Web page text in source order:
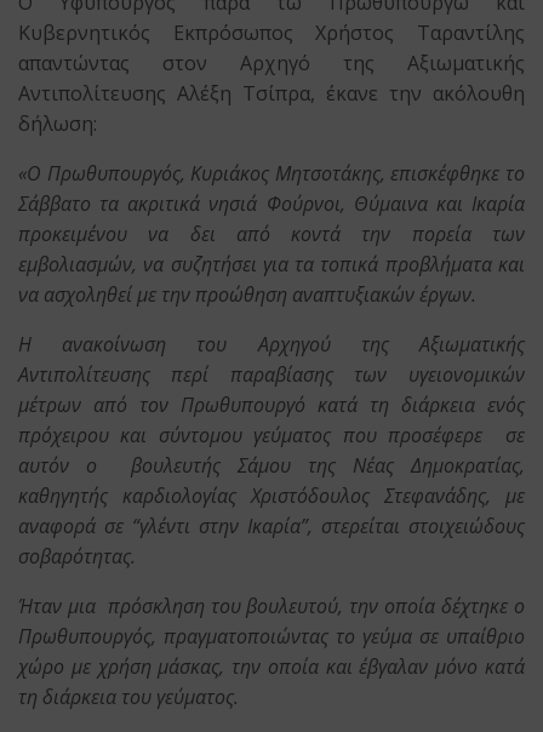
Κυβερνητικός Εκπρόσωπος Χρήστος Ταραντίλης
απαντώντας στον Αρχηγό της Αξιωματικής
Αντιπολίτευσης Αλέξη Τσίπρα, έκανε την ακόλουθη
δήλωση:
«Ο Πρωθυπουργός, Κυριάκος Μητσοτάκης, επισκέφθηκε το
Σάββατο τα ακριτικά νησιά Φούρνοι, Θύμαινα και Ικαρία
προκειμένου να δει από κοντά την πορεία των
εμβολιασμών, να συζητήσει για τα τοπικά προβλήματα και
να ασχοληθεί με την προώθηση αναπτυξιακών έργων.
Η ανακοίνωση του Αρχηγού της Αξιωματικής
Αντιπολίτευσης περί παραβίασης των υγειονομικών
μέτρων από τον Πρωθυπουργό κατά τη διάρκεια ενός
πρόχειρου και σύντομου γεύματος που προσέφερε σε
αυτόν ο βουλευτής Σάμου της Νέας Δημοκρατίας,
καθηγητής καρδιολογίας Χριστόδουλος Στεφανάδης, με
αναφορά σε “γλέντι στην Ικαρία”, στερείται στοιχειώδους
σοβαρότητας.
Ήταν μια πρόσκληση του βουλευτού, την οποία δέχτηκε ο
Πρωθυπουργός, πραγματοποιώντας το γεύμα σε υπαίθριο
χώρο με χρήση μάσκας, την οποία και έβγαλαν μόνο κατά
τη διάρκεια του γεύματος.